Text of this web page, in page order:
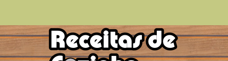
Skip
to
content